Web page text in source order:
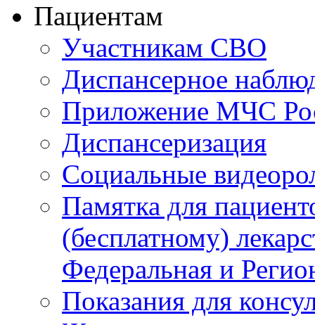
Пациентам
Участникам СВО
Диспансерное
Приложение МЧС
Диспансеризация
Социальные
Памятка для
(бесплатному)
Федеральная и
Показания для